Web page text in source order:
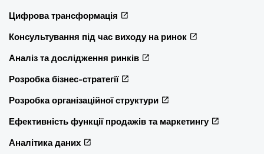
Цифрова трансформація
Консультування під час виходу на ринок
Аналіз та дослідження ринків
Розробка бізнес-стратегії
Розробка організаційної структури
Ефективність функції продажів та маркетингу
Аналітика даних